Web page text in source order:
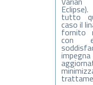
tutto
caso il
fornito
con